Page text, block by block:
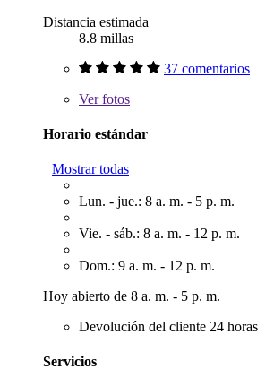
Distancia estimada
8.8 millas
37 comentarios
Verfotos
Horario estándar
Mostrar todas
Lun. - jue.: 8 a. m. - 5 p. m.
Vie. - sáb.: 8 a. m. - 12 p. m.
Dom.: 9 a. m. - 12 p. m.
Hoy abierto de 8 a. m. - 5 p. m.
Devolución del cliente 24 horas
Servicios